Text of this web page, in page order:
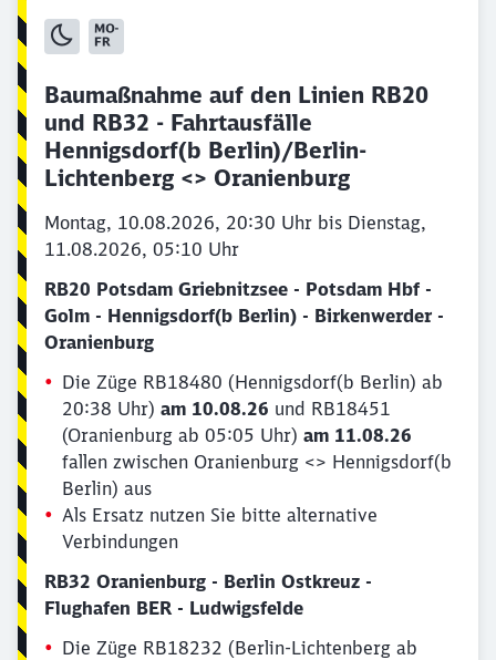
Baumaßnahme auf den Linien RB20
und RB32 - Fahrtausfälle
Hennigsdorf(b Berlin)/Berlin-
Lichtenberg <> Oranienburg
Montag, 10.08.2026, 20:30 Uhr bis Dienstag,
11.08.2026, 05:10 Uhr
RB20 Potsdam Griebnitzsee - Potsdam Hbf -
Golm - Hennigsdorf(b Berlin) - Birkenwerder -
Oranienburg
Die Züge RB18480 (Hennigsdorf(b Berlin) ab
20:38 Uhr) am 10.08.26 und RB18451
(Oranienburg ab 05:05 Uhr) am 11.08.26
fallen zwischen Oranienburg <> Hennigsdorf(b
Berlin) aus
Als Ersatz nutzen Sie bitte alternative
Verbindungen
RB32 Oranienburg - Berlin Ostkreuz -
Flughafen BER - Ludwigsfelde
Die Züge RB18232 (Berlin-Lichtenberg ab